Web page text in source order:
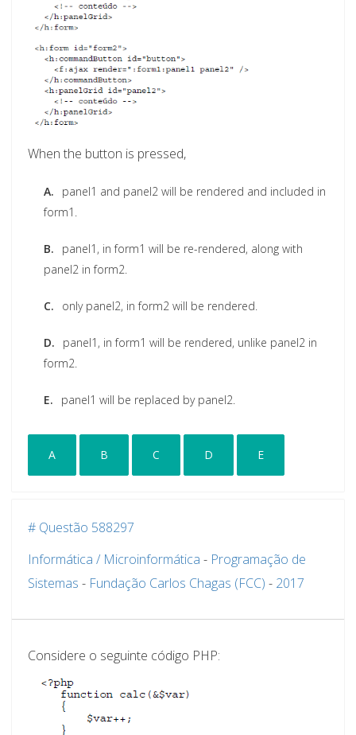
When the button is pressed,
A.
panel1 and panel2 will be rendered and included in
form1.
B.
panel1, in form1 will be re-rendered, along with
panel2 in form2.
C. only panel2, in form2 will be rendered.
D.
panel1, in form1 will be rendered, unlike panel2 in
form2.
E. panel1 will be replaced by panel2.
A B C D E
# Questão 588297
Informática / Microinformática - Programação de
Sistemas - Fundação Carlos Chagas (FCC) - 2017
Considere o seguinte código PHP: